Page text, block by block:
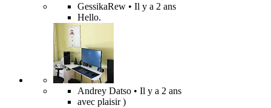
GessikaRew • Il y a 2 ans
Hello.
Andrey Datso • Il y a 2 ans
avec plaisir )